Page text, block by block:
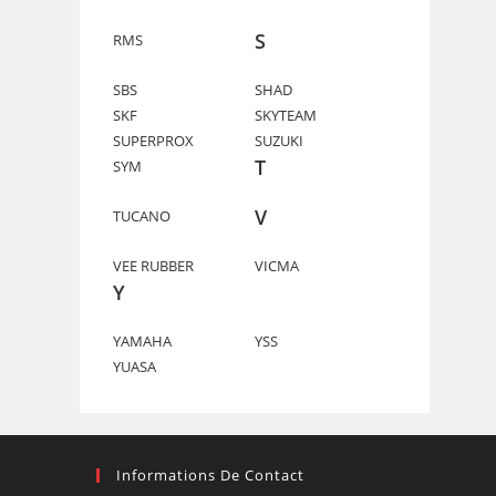
RMS S
SBS
SHAD
SKF
SKYTEAM
SUPERPROX
SUZUKI
SYM
T
TUCANO V
VEE RUBBER VICMA
Y
YAMAHA
YSS
YUASA
Informations De Contact